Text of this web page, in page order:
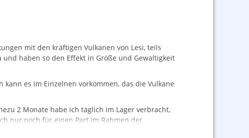
mit den kräftigen Vulkanen von Lesi, teils
haben so den Effekt in Größe und Gewaltigkeit
es im Einzelnen vorkommen, das die Vulkane
2 Monate habe ich täglich im Lager verbracht,
nur noch für einen Part im Rahmen der
alles aus einer Hand. Ich hoffe, jeder findet was für